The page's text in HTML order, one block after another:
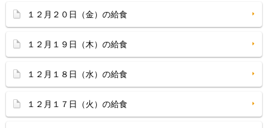
１２月２０日（金）の給食
１２月１９日（木）の給食
１２月１８日（水）の給食
１２月１７日（火）の給食